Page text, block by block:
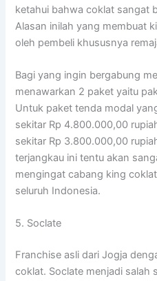
ketahui bahwa coklat sangat
Alasan inilah yang membuat
oleh pembeli khususnya
Bagi yang ingin bergabung
menawarkan 2 paket yaitu
Untuk paket tenda modal
sekitar Rp 4.800.000,00
sekitar Rp 3.800.000,00
terjangkau ini tentu akan
mengingat cabang king
seluruh Indonesia.
5. Soclate
Franchise asli dari Jogja
coklat. Soclate menjadi salah